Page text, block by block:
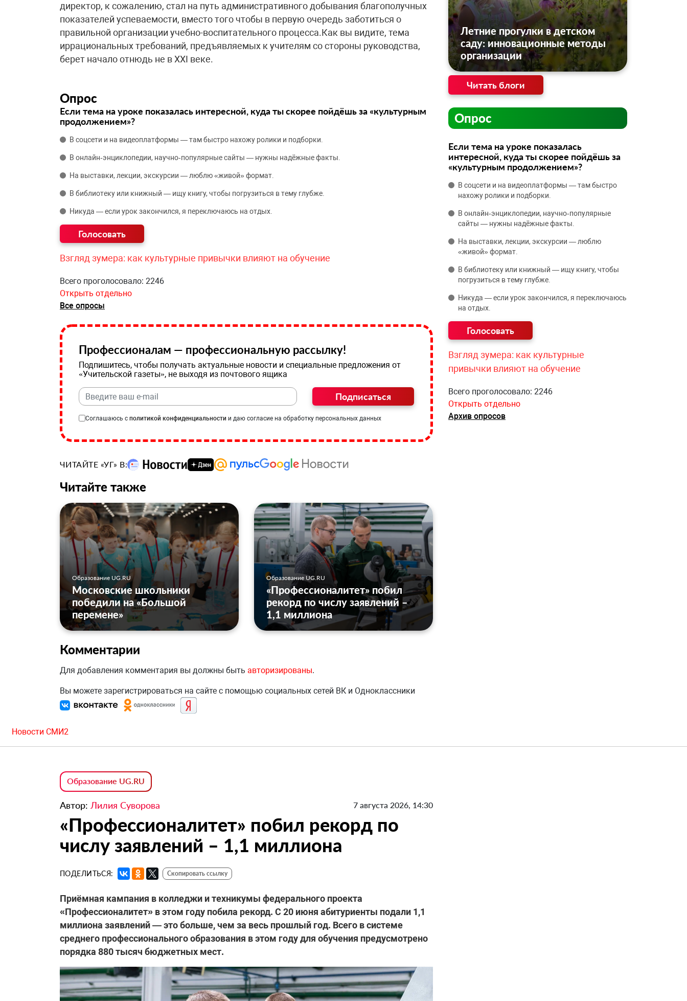
директор, к сожалению, стал на путь административного добывания благополучных
показателей успеваемости, вместо того чтобы в первую очередь заботиться о
правильной организации учебно-воспитательного процесса.Как вы видите, тема
иррациональных требований, предъявляемых к учителям со стороны руководства,
берет начало отнюдь не в XXI веке.
Опрос
Если тема на уроке показалась интересной, куда ты скорее пойдёшь за «культурным
продолжением»?
В соцсети и на видеоплатформы — там быстро нахожу ролики и подборки.
В онлайн‑энциклопедии, научно‑популярные сайты — нужны надёжные факты.
На выставки, лекции, экскурсии — люблю «живой» формат.
В библиотеку или книжный — ищу книгу, чтобы погрузиться в тему глубже.
Никуда — если урок закончился, я переключаюсь на отдых.
Взгляд зумера: как культурные привычки влияют на обучение
Всего проголосовало: 2246
Открыть отдельно
Все опросы
Профессионалам — профессиональную рассылку!
Подпишитесь, чтобы получать актуальные новости и специальные предложения от
«Учительской газеты», не выходя из почтового ящика
Подписаться
Соглашаюсь с политикой конфиденциальности и даю согласие на обработку персональных данных
ЧИТАЙТЕ «УГ» В:
Читайте также
Образование UG.RU
Московские школьники
победили на «Большой
перемене»
Образование UG.RU
«Профессионалитет» побил
рекорд по числу заявлений –
1,1 миллиона
Комментарии
Для добавления комментария вы должны быть авторизированы.
Вы можете зарегистрироваться на сайте с помощью социальных сетей ВК и Одноклассники
Летние прогулки в детском
саду: инновационные методы
организации
Читать блоги
Опрос
Если тема на уроке показалась
интересной, куда ты скорее пойдёшь за
«культурным продолжением»?
В соцсети и на видеоплатформы — там быстро
нахожу ролики и подборки.
В онлайн‑энциклопедии, научно‑популярные
сайты — нужны надёжные факты.
На выставки, лекции, экскурсии — люблю
«живой» формат.
В библиотеку или книжный — ищу книгу, чтобы
погрузиться в тему глубже.
Никуда — если урок закончился, я переключаюсь
на отдых.
Взгляд зумера: как культурные
привычки влияют на обучение
Всего проголосовало: 2246
Открыть отдельно
Архив опросов
Новости СМИ2
Образование UG.RU
Автор: Лилия Суворова 7 августа 2026, 14:30
«Профессионалитет» побил рекорд по
числу заявлений – 1,1 миллиона
ПОДЕЛИТЬСЯ: Скопировать ссылку
Приёмная кампания в колледжи и техникумы федерального проекта
«Профессионалитет» в этом году побила рекорд. С 20 июня абитуриенты подали 1,1
миллиона заявлений — это больше, чем за весь прошлый год. Всего в системе
среднего профессионального образования в этом году для обучения предусмотрено
порядка 880 тысяч бюджетных мест.